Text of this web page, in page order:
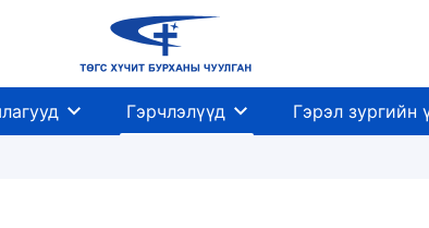
Гэрчлэлүүд Гэрэл зургийн